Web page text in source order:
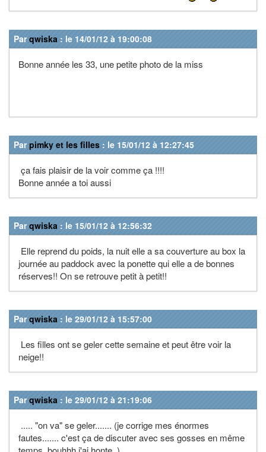
Parqwiska : le 14/01/12 à 19:00:08
Bonne année les 33, une petite photo de la miss
Parpimky et les filles : le 15/01/12 à 12:27:45
ça fais plaisir de la voir comme ça !!!!
Bonne année a toi aussi
Parqwiska : le 15/01/12 à 12:56:32
Elle reprend du poids, la nuit elle a sa couverture au box la
journée au paddock avec la ponette qui elle a de bonnes
réserves!! On se retrouve petit à petit!!
Parqwiska : le 29/01/12 à 15:57:00
Les filles ont se geler cette semaine et peut être voir la
neige!!
Parqwiska : le 29/01/12 à 21:19:06
..... "on va" se geler....... (je corrige mes énormes
fautes....... c'est ça de discuter avec ses gosses en même